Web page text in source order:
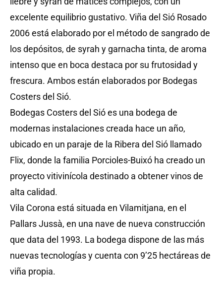
excelente equilibrio gustativo. Viña del Sió Rosado
2006 está elaborado por el método de sangrado de
los depósitos, de syrah y garnacha tinta, de aroma
intenso que en boca destaca por su frutosidad y
frescura. Ambos están elaborados por Bodegas
Costers del Sió.
Bodegas Costers del Sió es una bodega de
modernas instalaciones creada hace un año,
ubicado en un paraje de la Ribera del Sió llamado
Flix, donde la familia Porcioles-Buixó ha creado un
proyecto vitivinícola destinado a obtener vinos de
alta calidad.
Vila Corona está situada en Vilamitjana, en el
Pallars Jussà, en una nave de nueva construcción
que data del 1993. La bodega dispone de las más
nuevas tecnologías y cuenta con 9’25 hectáreas de
viña propia.